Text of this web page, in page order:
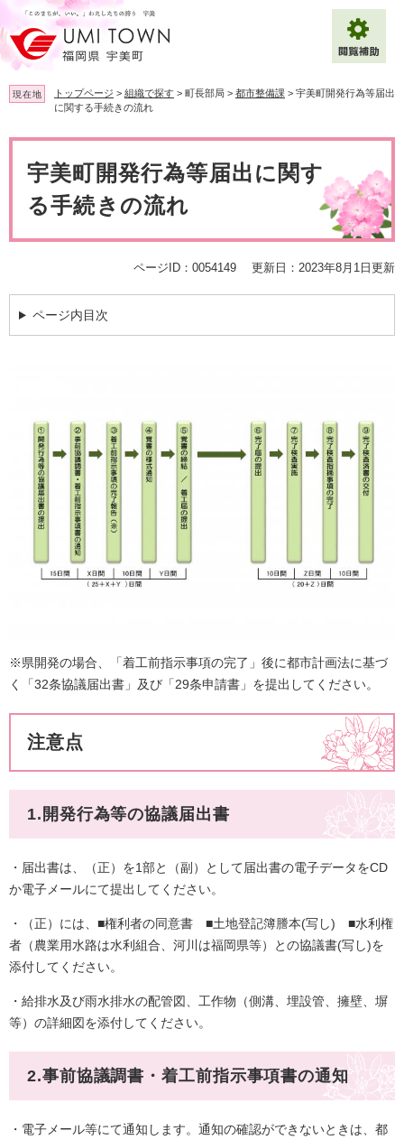
ー
ジ
の
先
頭
す
ニ
ュ
ー
を
飛
し
文字サイズ 標準 拡大
背景色変更 白 黒 青
Multilingual（English・中文・한글）
現在地 トップページ > 組織で探す > 町長部局 > 都市整備課 > 宇美町開発行為等届出
に関する手続きの流れ
宇美町開発行為等届出に関す
る手続きの流れ
ページID：0054149 更新日：2023年8月1日更新
ページ内目次
※県開発の場合、「着工前指示事項の完了」後に都市計画法に基づ
く「32条協議届出書」及び「29条申請書」を提出してください。
注意点
1.開発行為等の協議届出書
・届出書は、（正）を1部と（副）として届出書の電子データをCD
か電子メールにて提出してください。
・（正）には、■権利者の同意書 ■土地登記簿謄本(写し) ■水利権
者（農業用水路は水利組合、河川は福岡県等）との協議書(写し)を
添付してください。
・給排水及び雨水排水の配管図、工作物（側溝、埋設管、擁壁、塀
等）の詳細図を添付してください。
2.事前協議調書・着工前指示事項書の通知
・電子メール等にて通知します。通知の確認ができないときは、都